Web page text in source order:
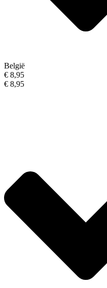
België
€ 8,95
€ 8,95